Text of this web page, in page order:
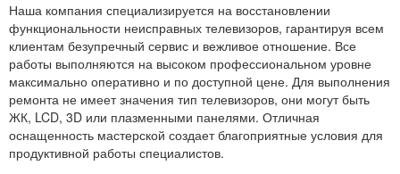
Наша компания специализируется на восстановлении
функциональности неисправных телевизоров, гарантируя всем
клиентам безупречный сервис и вежливое отношение. Все
работы выполняются на высоком профессиональном уровне
максимально оперативно и по доступной цене. Для выполнения
ремонта не имеет значения тип телевизоров, они могут быть
ЖК, LCD, 3D или плазменными панелями. Отличная
оснащенность мастерской создает благоприятные условия для
продуктивной работы специалистов.